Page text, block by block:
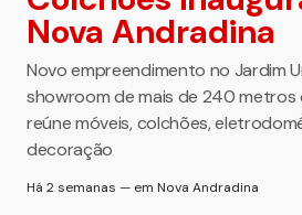
Nova Andradina
Novo empreendimento no Jardim
showroom de mais de 240 metros
reúne móveis, colchões,
decoração
Há 2 semanas — em Nova Andradina